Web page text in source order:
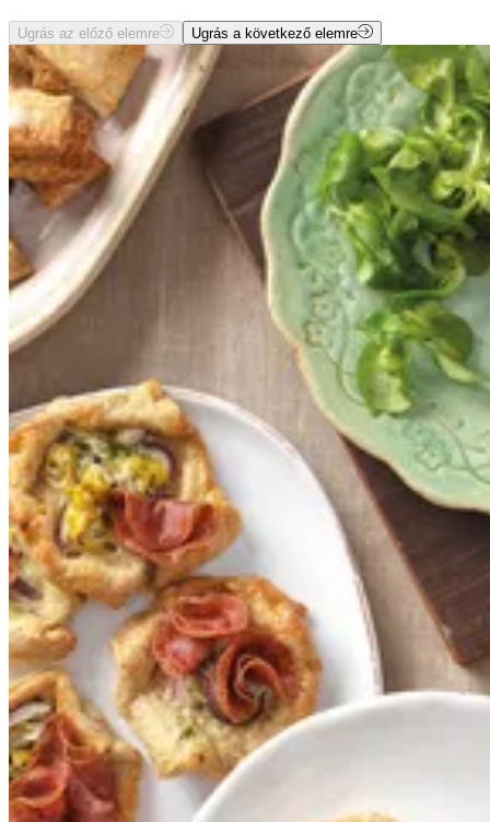
Ugrás az előző elemre Ugrás a következő elemre